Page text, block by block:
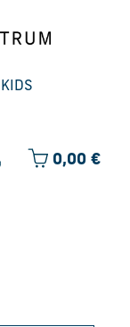
KIDS
0,00 €